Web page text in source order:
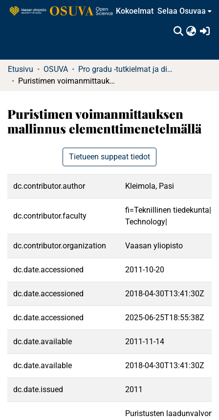
Kokoelmat Selaa Osuvaa
Etusivu OSUVA
Pro gradu -tutkielmat ja diplomityöt (rajattu saatavuus)
Puristimen voimanmittauksen mallinnus elementtimenetelmällä
Puristimen voimanmittauksen
mallinnus elementtimenetelmällä
Tietueen suppeat tiedot
dc.contributor.author Kleimola, Pasi
dc.contributor.faculty
fi=Teknillinen
Technology|
dc.contributor.organization Vaasan yliopisto
dc.date.accessioned 2011-10-20
dc.date.accessioned 2018-04-30T13:41:30Z
dc.date.accessioned 2025-06-25T18:55:38Z
dc.date.available 2011-11-14
dc.date.available 2018-04-30T13:41:30Z
dc.date.issued 2011
Puristusten